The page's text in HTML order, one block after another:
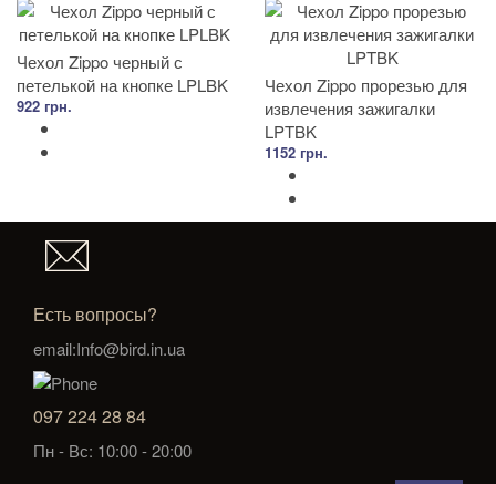
Чехол Zippo черный с
петелькой на кнопке LPLBK
922 грн.
Чехол Zippo прорезью для
извлечения зажигалки
LPTBK
1152 грн.
Есть вопросы?
email:Info@bird.in.ua
097 224 28 84
Пн - Вс: 10:00 - 20:00